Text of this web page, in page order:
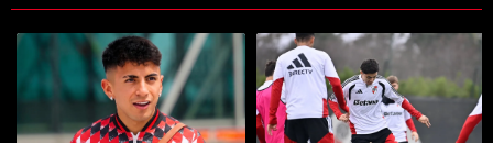
Un artículo de tendencia con el título "Confirmado: ya se sabe qué
Un artículo de tendencia con el